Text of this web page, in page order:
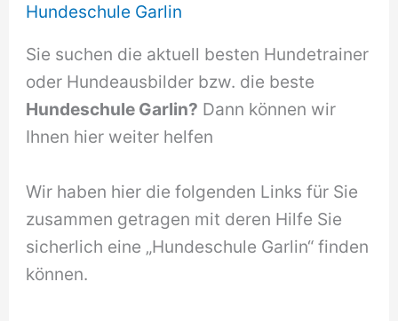
Hundeschule Garlin
Sie suchen die aktuell besten Hundetrainer
oder Hundeausbilder bzw. die beste
Hundeschule Garlin? Dann können wir
Ihnen hier weiter helfen
Wir haben hier die folgenden Links für Sie
zusammen getragen mit deren Hilfe Sie
sicherlich eine „Hundeschule Garlin“ finden
können.